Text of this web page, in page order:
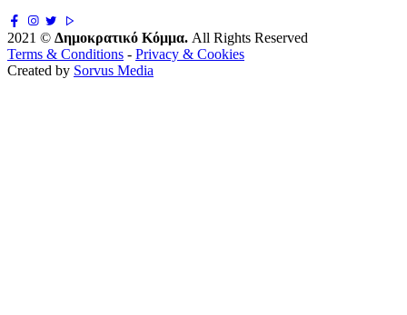
2021 © Δημοκρατικό Κόμμα. All Rights Reserved
Terms & Conditions - Privacy & Cookies
Created by Sorvus Media